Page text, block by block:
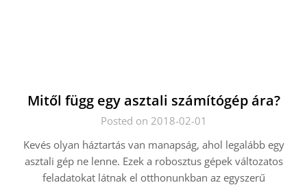
Mitől függ egy asztali számítógép ára?
Posted on 2018-02-01
Kevés olyan háztartás van manapság, ahol legalább egy
asztali gép ne lenne. Ezek a robosztus gépek változatos
feladatokat látnak el otthonunkban az egyszerű